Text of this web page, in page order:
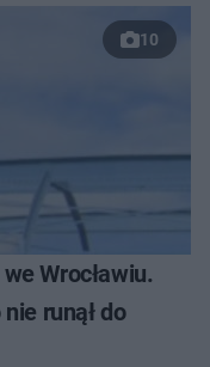
10
Wrocławiu.
runął do